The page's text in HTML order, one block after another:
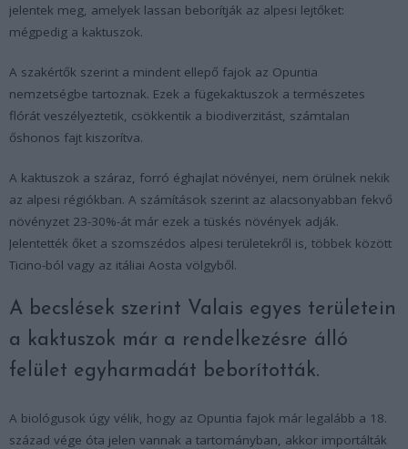
jelentek meg, amelyek lassan beborítják az alpesi lejtőket:
mégpedig a kaktuszok.
A szakértők szerint a mindent ellepő fajok az Opuntia
nemzetségbe tartoznak. Ezek a fügekaktuszok a természetes
flórát veszélyeztetik, csökkentik a biodiverzitást, számtalan
őshonos fajt kiszorítva.
A kaktuszok a száraz, forró éghajlat növényei, nem örülnek nekik
az alpesi régiókban. A számítások szerint az alacsonyabban fekvő
növényzet 23-30%-át már ezek a tüskés növények adják.
Jelentették őket a szomszédos alpesi területekről is, többek között
Ticino-ból vagy az itáliai Aosta völgyből.
A becslések szerint Valais egyes területein
a kaktuszok már a rendelkezésre álló
felület egyharmadát beborították.
A biológusok úgy vélik, hogy az Opuntia fajok már legalább a 18.
század vége óta jelen vannak a tartományban, akkor importálták